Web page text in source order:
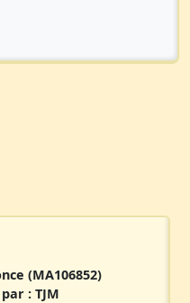
(MA106852)
par :TJM